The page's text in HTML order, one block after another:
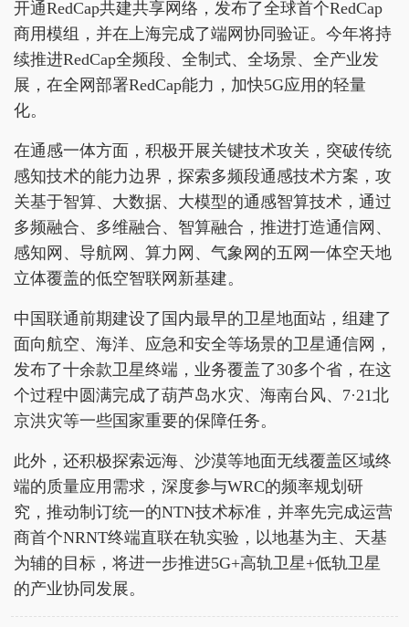
开通RedCap共建共享网络，发布了全球首个RedCap
商用模组，并在上海完成了端网协同验证。今年将持
续推进RedCap全频段、全制式、全场景、全产业发
展，在全网部署RedCap能力，加快5G应用的轻量
化。
在通感一体方面，积极开展关键技术攻关，突破传统
感知技术的能力边界，探索多频段通感技术方案，攻
关基于智算、大数据、大模型的通感智算技术，通过
多频融合、多维融合、智算融合，推进打造通信网、
感知网、导航网、算力网、气象网的五网一体空天地
立体覆盖的低空智联网新基建。
中国联通前期建设了国内最早的卫星地面站，组建了
面向航空、海洋、应急和安全等场景的卫星通信网，
发布了十余款卫星终端，业务覆盖了30多个省，在这
个过程中圆满完成了葫芦岛水灾、海南台风、7·21北
京洪灾等一些国家重要的保障任务。
此外，还积极探索远海、沙漠等地面无线覆盖区域终
端的质量应用需求，深度参与WRC的频率规划研
究，推动制订统一的NTN技术标准，并率先完成运营
商首个NRNT终端直联在轨实验，以地基为主、天基
为辅的目标，将进一步推进5G+高轨卫星+低轨卫星
的产业协同发展。